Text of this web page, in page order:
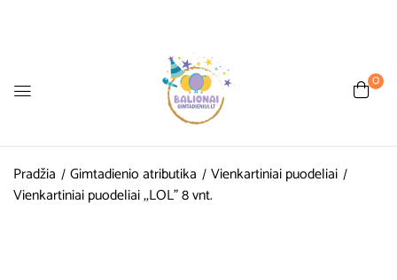
0
Pradžia Gimtadienio atributika
Vienkartiniai puodeliai
Vienkartiniai puodeliai ,,LOL” 8 vnt.